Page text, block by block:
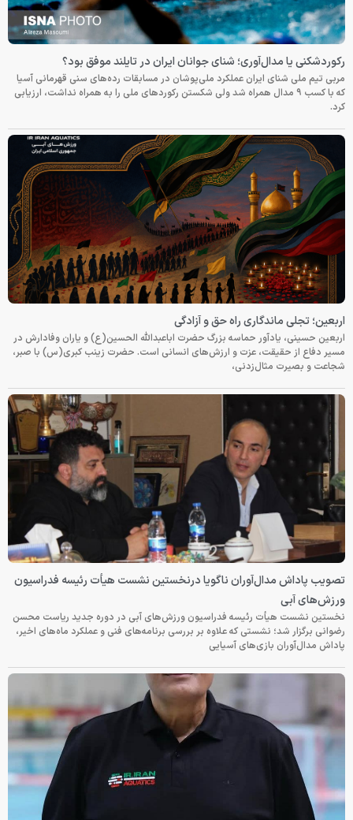
رکوردشکنی یا مدال‌آوری؛ شنای جوانان ایران در تایلند موفق بود؟
مربی تیم ملی شنای ایران عملکرد ملی‌پوشان در مسابقات رده‌های سنی قهرمانی آسیا
که با کسب ۹ مدال همراه شد ولی شکستن رکوردهای ملی را به همراه نداشت، ارزیابی
کرد.
اربعین؛ تجلی ماندگاری راه حق و آزادگی
اربعین حسینی، یادآور حماسه بزرگ حضرت اباعبدالله الحسین(ع) و یاران وفادارش در
مسیر دفاع از حقیقت، عزت و ارزش‌های انسانی است. حضرت زینب کبری(س) با صبر،
شجاعت و بصیرت مثال‌زدنی،
تصویب پاداش مدال‌آوران ناگویا درنخستین نشست هیأت رئیسه فدراسیون
ورزش‌های آبی
نخستین نشست هیأت رئیسه فدراسیون ورزش‌های آبی در دوره جدید ریاست محسن
رضوانی برگزار شد؛ نشستی که علاوه بر بررسی برنامه‌های فنی و عملکرد ماه‌های اخیر،
پاداش مدال‌آوران بازی‌های آسیایی